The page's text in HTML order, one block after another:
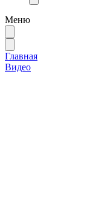
Меню
Главная
Видео